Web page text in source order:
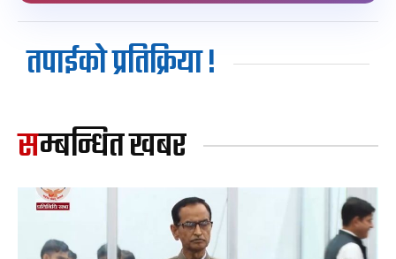
तपाईको प्रतिक्रिया !
सम्बन्धित खबर